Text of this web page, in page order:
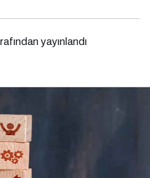
yayınlandı